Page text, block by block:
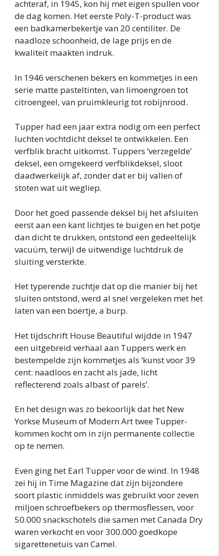
achteraf, in 1945, kon hij met eigen spullen voor
de dag komen. Het eerste Poly-T-product was
een badkamerbekertje van 20 centiliter. De
naadloze schoonheid, de lage prijs en de
kwaliteit maakten indruk.
In 1946 verschenen bekers en kommetjes in een
serie matte pasteltinten, van limoengroen tot
citroengeel, van pruimkleurig tot robijnrood.
Tupper had een jaar extra nodig om een perfect
luchten vochtdicht deksel te ontwikkelen. Een
verfblik bracht uitkomst. Tuppers ‘verzegelde’
deksel, een omgekeerd verfblikdeksel, sloot
daadwerkelijk af, zonder dat er bij vallen of
stoten wat uit wegliep.
Door het goed passende deksel bij het afsluiten
eerst aan een kant lichtjes te buigen en het potje
dan dicht te drukken, ontstond een gedeeltelijk
vacuüm, terwijl de uitwendige luchtdruk de
sluiting versterkte.
Het typerende zuchtje dat op die manier bij het
sluiten ontstond, werd al snel vergeleken met het
laten van een boertje, a burp.
Het tijdschrift House Beautiful wijdde in 1947
een uitgebreid verhaal aan Tuppers werk en
bestempelde zijn kommetjes als ‘kunst voor 39
cent: naadloos en zacht als jade, licht
reflecterend zoals albast of parels’.
En het design was zo bekoorlijk dat het New
Yorkse Museum of Modern Art twee Tupper-
kommen kocht om in zijn permanente collectie
op te nemen.
Even ging het Earl Tupper voor de wind. In 1948
zei hij in Time Magazine dat zijn bijzondere
soort plastic inmiddels was gebruikt voor zeven
miljoen schroefbekers op thermosflessen, voor
50.000 snackschotels die samen met Canada Dry
waren verkocht en voor 300.000 goedkope
sigarettenetuis van Camel.